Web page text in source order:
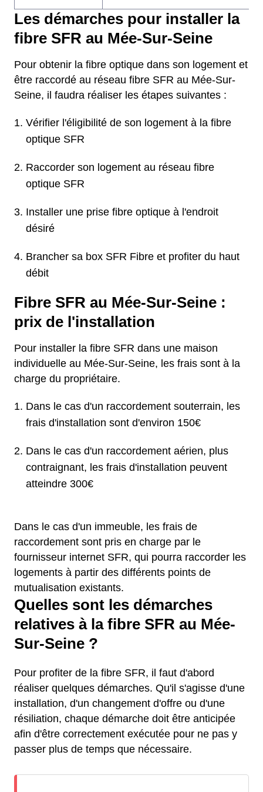
Les démarches pour installer la
fibre SFR au Mée-Sur-Seine
Pour obtenir la fibre optique dans son logement et
être raccordé au réseau fibre SFR au Mée-Sur-
Seine, il faudra réaliser les étapes suivantes :
Vérifier l'éligibilité de son logement à la fibre
optique SFR
Raccorder son logement au réseau fibre
optique SFR
Installer une prise fibre optique à l'endroit
désiré
Brancher sa box SFR Fibre et profiter du haut
débit
Fibre SFR au Mée-Sur-Seine :
prix de l'installation
Pour installer la fibre SFR dans une maison
individuelle au Mée-Sur-Seine, les frais sont à la
charge du propriétaire.
Dans le cas d'un raccordement souterrain, les
frais d'installation sont d'environ 150€
Dans le cas d'un raccordement aérien, plus
contraignant, les frais d'installation peuvent
atteindre 300€
Dans le cas d'un immeuble, les frais de
raccordement sont pris en charge par le
fournisseur internet SFR, qui pourra raccorder les
logements à partir des différents points de
mutualisation existants.
Quelles sont les démarches
relatives à la fibre SFR au Mée-
Sur-Seine ?
Pour profiter de la fibre SFR, il faut d'abord
réaliser quelques démarches. Qu'il s'agisse d'une
installation, d'un changement d'offre ou d'une
résiliation, chaque démarche doit être anticipée
afin d'être correctement exécutée pour ne pas y
passer plus de temps que nécessaire.